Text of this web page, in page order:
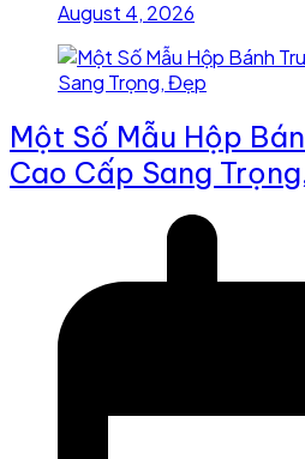
August 4, 2026
Một Số Mẫu Hộp
Cao Cấp Sang